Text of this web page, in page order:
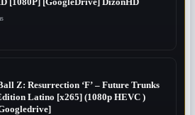
[1080P] [GoogleDrive] DizonHD
Z: Resurrection ‘F’ – Future Trunks
Latino [x265] (1080p HEVC )